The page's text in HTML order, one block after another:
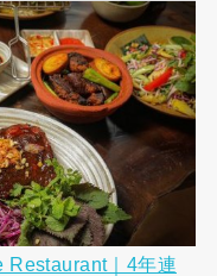
Restaurant｜4年連